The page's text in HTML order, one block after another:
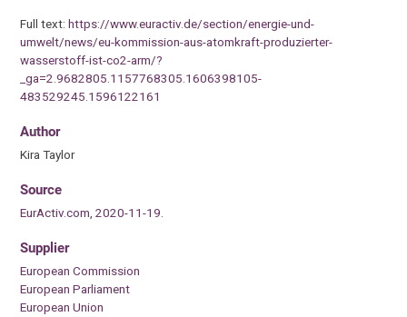
Full text:https://www.euractiv.de/section/energie-und-
umwelt/news/eu-kommission-aus-atomkraft-produzierter-
wasserstoff-ist-co2-arm/?
_ga=2.9682805.1157768305.1606398105-
483529245.1596122161
Author
Kira Taylor
Source
EurActiv.com, 2020-11-19.
Supplier
European Commission
European Parliament
European Union